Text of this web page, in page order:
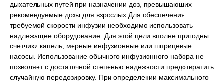
дыхательных путей при назначении доз, превышающих
рекомендуемые дозы для взрослых.Для обеспечения
требуемой скорости инфузии необходимо использовать
надлежащее оборудование. Для этой цели вполне пригодны
счетчики капель, мерные инфузионные или шприцевые
насосы. Использование обычного инфузионного набора не
позволяет с достаточной степенью надежности предотвратить
случайную передозировку. При определении максимального